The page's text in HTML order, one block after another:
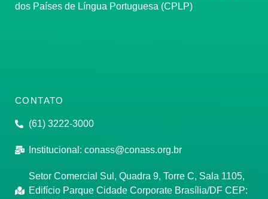
dos Países de Língua Portuguesa (CPLP)
CONTATO
(61) 3222-3000
Institucional: conass@conass.org.br
Setor Comercial Sul, Quadra 9, Torre C, Sala 1105,
Edifício Parque Cidade Corporate Brasília/DF CEP: